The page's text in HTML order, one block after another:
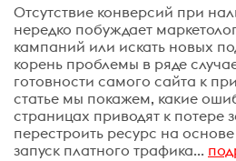
Отсутствие конверсий при
нередко побуждает
кампаний или искать новых
корень проблемы в ряде
готовности самого сайта к
статье мы покажем, какие
страницах приводят к потере
перестроить ресурс на
запуск платного трафика...